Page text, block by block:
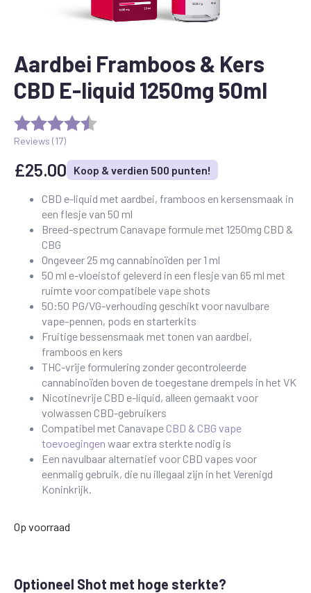
Aardbei Framboos & Kers
CBD E-liquid 1250mg 50ml
Reviews (17)
£25.00 Koop & verdien 500 punten!
CBD e-liquid met aardbei, framboos en kersensmaak in
een flesje van 50 ml
Breed-spectrum Canavape formule met 1250mg CBD &
CBG
Ongeveer 25 mg cannabinoïden per 1 ml
50 ml e-vloeistof geleverd in een flesje van 65 ml met
ruimte voor compatibele vape shots
50:50 PG/VG-verhouding geschikt voor navulbare
vape-pennen, pods en starterkits
Fruitige bessensmaak met tonen van aardbei,
framboos en kers
THC-vrije formulering zonder gecontroleerde
cannabinoïden boven de toegestane drempels in het VK
Nicotinevrije CBD e-liquid, alleen gemaakt voor
volwassen CBD-gebruikers
Compatibel met Canavape CBD & CBG vape
toevoegingen waar extra sterkte nodig is
Een navulbaar alternatief voor CBD vapes voor
eenmalig gebruik, die nu illegaal zijn in het Verenigd
Koninkrijk.
Op voorraad
Optioneel Shot met hoge sterkte?